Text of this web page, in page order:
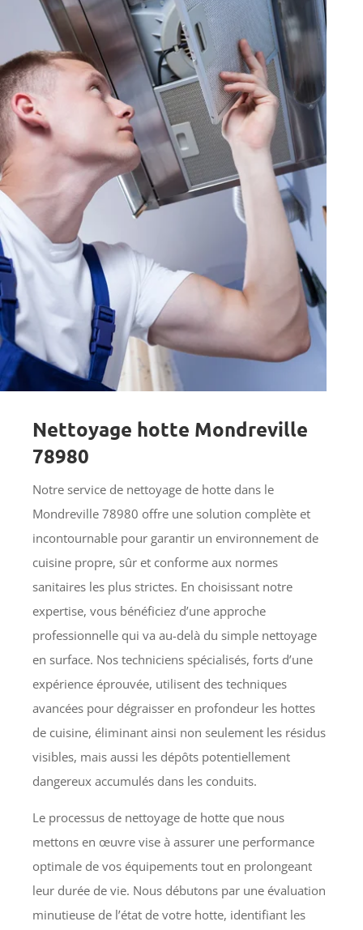
Nettoyage hotte Mondreville
78980
Notre service de nettoyage de hotte dans le
Mondreville 78980 offre une solution complète et
incontournable pour garantir un environnement de
cuisine propre, sûr et conforme aux normes
sanitaires les plus strictes. En choisissant notre
expertise, vous bénéficiez d’une approche
professionnelle qui va au-delà du simple nettoyage
en surface. Nos techniciens spécialisés, forts d’une
expérience éprouvée, utilisent des techniques
avancées pour dégraisser en profondeur les hottes
de cuisine, éliminant ainsi non seulement les résidus
visibles, mais aussi les dépôts potentiellement
dangereux accumulés dans les conduits.
Le processus de nettoyage de hotte que nous
mettons en œuvre vise à assurer une performance
optimale de vos équipements tout en prolongeant
leur durée de vie. Nous débutons par une évaluation
minutieuse de l’état de votre hotte, identifiant les